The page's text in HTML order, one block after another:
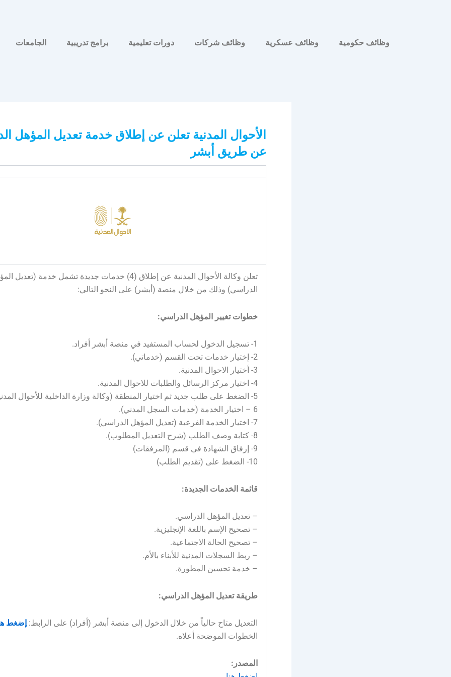
وظائف حكومية وظائف عسكرية وظائف شركات دورات تعليمية برامج تدريبية الجامعات
الأحوال المدنية تعلن عن إطلاق خدمة تعديل المؤهل
عن طريق أبشر
تعلن وكالة الأحوال المدنية عن إطلاق (4) خدمات جديدة تشمل خدمة (تعديل
الدراسي) وذلك من خلال منصة (أبشر) على النحو التالي:
خطوات تغيير المؤهل الدراسي:
1- تسجيل الدخول لحساب المستفيد في منصة أبشر أفراد.
2- إختيار خدمات تحت القسم (خدماتي).
3- أختيار الاحوال المدنية.
4- اختيار مركز الرسائل والطلبات للاحوال المدنية.
5- الضغط على طلب جديد ثم اختيار المنطقة (وكالة وزارة الداخلية للأحوال المدنية).
6 – اختيار الخدمة (خدمات السجل المدني).
7- اختيار الخدمة الفرعية (تعديل المؤهل الدراسي).
8- كتابة وصف الطلب (شرح التعديل المطلوب).
9- إرفاق الشهادة في قسم (المرفقات)
10- الضغط على (تقديم الطلب)
قائمة الخدمات الجديدة:
– تعديل المؤهل الدراسي.
– تصحيح الإسم باللغة الإنجليزية.
– تصحيح الحالة الاجتماعية.
– ربط السجلات المدنية للأبناء بالأم.
– خدمة تحسين المطورة.
طريقة تعديل المؤهل الدراسي:
التعديل متاح حالياً من خلال الدخول إلى منصة أبشر (أفراد) على الرابط: إضغط
الخطوات الموضحة أعلاه.
المصدر: